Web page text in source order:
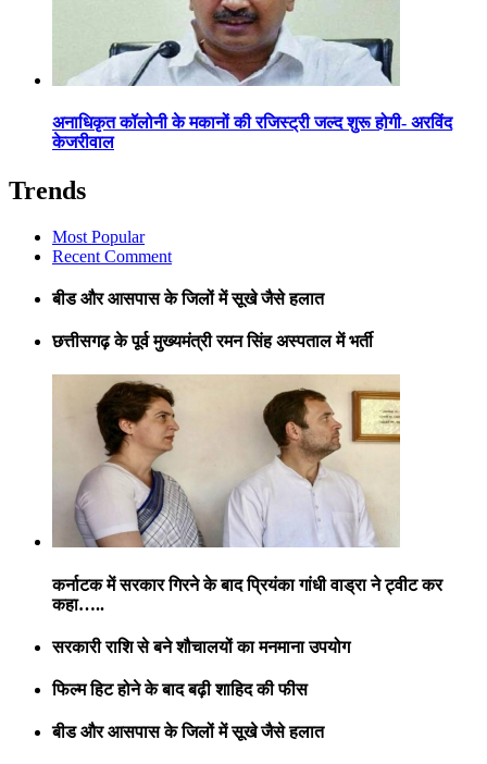
अनाधिकृत कॉलोनी के मकानों की रजिस्ट्री जल्द शुरू होगी- अरविंद
केजरीवाल
Trends
Most Popular
Recent Comment
बीड और आसपास के जिलों में सूखे जैसे हलात
छत्तीसगढ़ के पूर्व मुख्यमंत्री रमन सिंह अस्पताल में भर्ती
कर्नाटक में सरकार गिरने के बाद प्रियंका गांधी वाड्रा ने ट्वीट कर
कहा…..
सरकारी राशि से बने शौचालयों का मनमाना उपयोग
फिल्म हिट होने के बाद बढ़ी शाहिद की फीस
बीड और आसपास के जिलों में सूखे जैसे हलात